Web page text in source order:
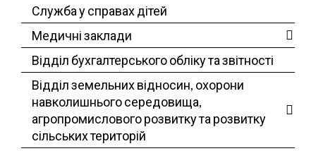
Служба у справах дітей
Медичні заклади
Відділ бухгалтерського обліку та звітності
Відділ земельних відносин, охорони
навколишнього середовища,
агропромислового розвитку та розвитку
сільських територій